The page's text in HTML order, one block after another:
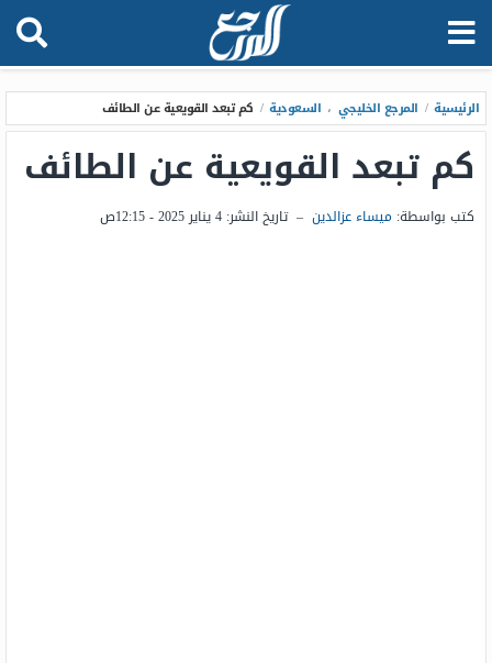
الرئيسية / المرجع الخليجي ، السعودية / كم تبعد القويعية عن الطائف
كم تبعد القويعية عن الطائف
كتب بواسطة: ميساء عزالدين – تاريخ النشر: 4 يناير 2025 - 12:15ص